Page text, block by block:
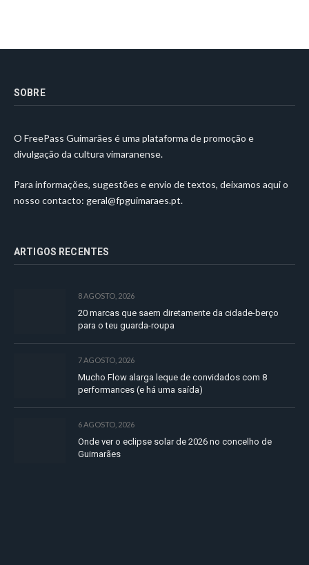
SOBRE
O FreePass Guimarães é uma plataforma de promoção e
divulgação da cultura vimaranense.
Para informações, sugestões e envio de textos, deixamos aqui o
nosso contacto: geral@fpguimaraes.pt.
ARTIGOS RECENTES
8 AGOSTO, 2026
20 marcas que saem diretamente da cidade-berço
para o teu guarda-roupa
7 AGOSTO, 2026
Mucho Flow alarga leque de convidados com 8
performances (e há uma saída)
6 AGOSTO, 2026
Onde ver o eclipse solar de 2026 no concelho de
Guimarães